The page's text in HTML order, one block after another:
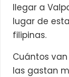
llegar a
lugar de
filipinas.
Cuántos
las gastan